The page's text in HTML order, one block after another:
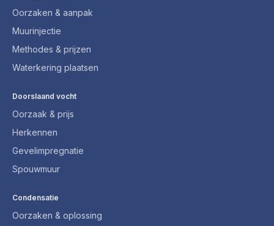
Oorzaken & aanpak
Muurinjectie
Methodes & prijzen
Waterkering plaatsen
Doorslaand vocht
Oorzaak & prijs
Herkennen
Gevelimpregnatie
Spouwmuur
Condensatie
Oorzaken & oplossing